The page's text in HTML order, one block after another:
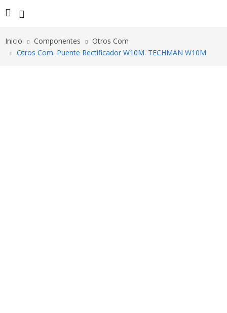
Inicio Componentes
Otros Com
Otros Com. Puente Rectificador W10M. TECHMAN W10M